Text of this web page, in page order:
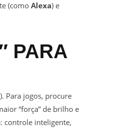
(como Alexa) e
PARA
Para jogos, procure
“força” de brilho e
controle inteligente,